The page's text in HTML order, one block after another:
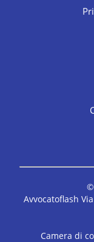
©
Avvocatoflash
Camera di